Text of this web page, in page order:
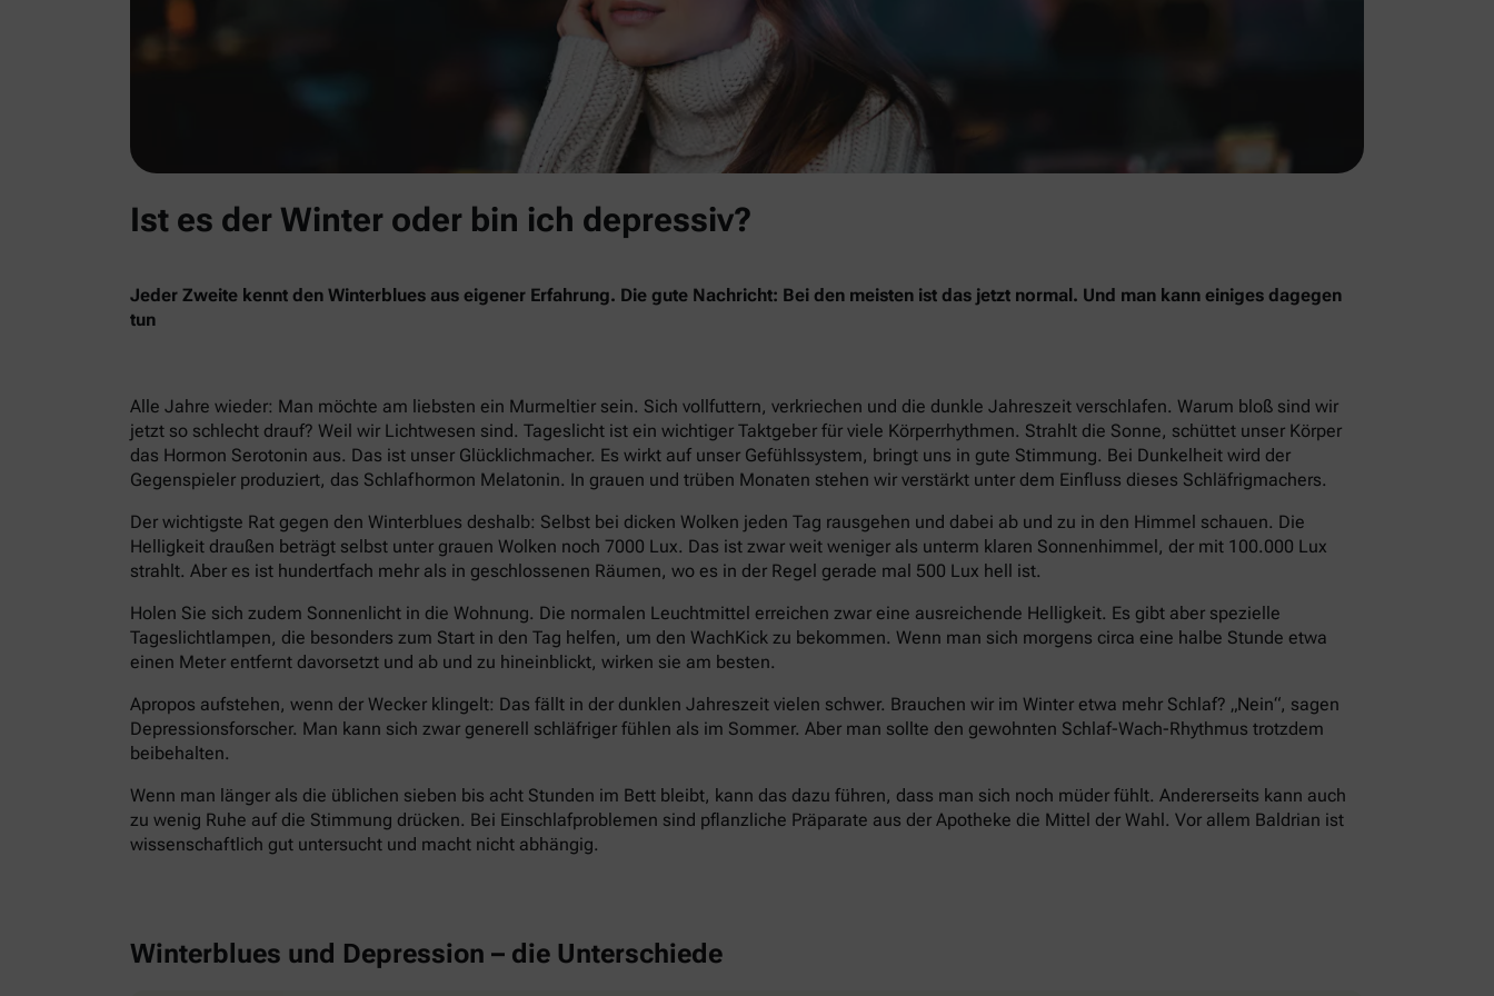
Ist es der Winter oder bin ich depressiv?
Jeder Zweite kennt den Winterblues aus eigener Erfahrung. Die gute Nachricht: Bei den meisten ist das jetzt normal. Und man kann einiges dagegen
tun
Alle Jahre wieder: Man möchte am liebsten ein Murmeltier sein. Sich vollfuttern, verkriechen und die dunkle Jahreszeit verschlafen. Warum bloß sind wir
jetzt so schlecht drauf? Weil wir Lichtwesen sind. Tageslicht ist ein wichtiger Taktgeber für viele Körperrhythmen. Strahlt die Sonne, schüttet unser Körper
das Hormon Serotonin aus. Das ist unser Glücklichmacher. Es wirkt auf unser Gefühlssystem, bringt uns in gute Stimmung. Bei Dunkelheit wird der
Gegenspieler produziert, das Schlafhormon Melatonin. In grauen und trüben Monaten stehen wir verstärkt unter dem Einfluss dieses Schläfrigmachers.
Der wichtigste Rat gegen den Winterblues deshalb: Selbst bei dicken Wolken jeden Tag rausgehen und dabei ab und zu in den Himmel schauen. Die
Helligkeit draußen beträgt selbst unter grauen Wolken noch 7000 Lux. Das ist zwar weit weniger als unterm klaren Sonnenhimmel, der mit 100.000 Lux
strahlt. Aber es ist hundertfach mehr als in geschlossenen Räumen, wo es in der Regel gerade mal 500 Lux hell ist.
Holen Sie sich zudem Sonnenlicht in die Wohnung. Die normalen Leuchtmittel erreichen zwar eine ausreichende Helligkeit. Es gibt aber spezielle
Tageslichtlampen, die besonders zum Start in den Tag helfen, um den WachKick zu bekommen. Wenn man sich morgens circa eine halbe Stunde etwa
einen Meter entfernt davorsetzt und ab und zu hineinblickt, wirken sie am besten.
Apropos aufstehen, wenn der Wecker klingelt: Das fällt in der dunklen Jahreszeit vielen schwer. Brauchen wir im Winter etwa mehr Schlaf? „Nein“, sagen
Depressionsforscher. Man kann sich zwar generell schläfriger fühlen als im Sommer. Aber man sollte den gewohnten Schlaf-Wach-Rhythmus trotzdem
beibehalten.
Wenn man länger als die üblichen sieben bis acht Stunden im Bett bleibt, kann das dazu führen, dass man sich noch müder fühlt. Andererseits kann auch
zu wenig Ruhe auf die Stimmung drücken. Bei Einschlafproblemen sind pflanzliche Präparate aus der Apotheke die Mittel der Wahl. Vor allem Baldrian ist
wissenschaftlich gut untersucht und macht nicht abhängig.
Winterblues und Depression – die Unterschiede